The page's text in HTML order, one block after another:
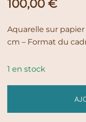
100,00 €
Aquarelle sur papier
cm – Format du
1 en stock